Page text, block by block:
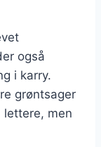
også
i karry.
grøntsager
lettere, men